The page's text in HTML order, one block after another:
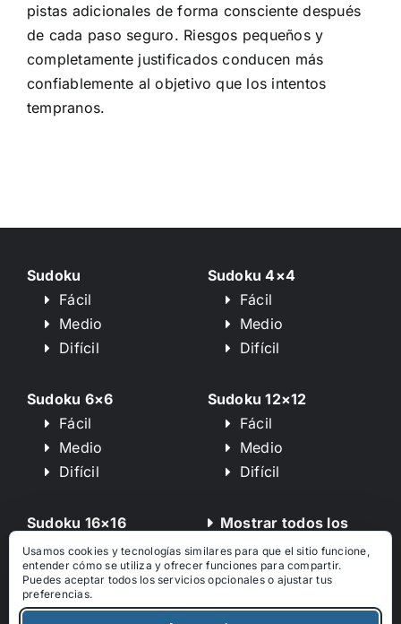
Usamos cookies y tecnologías similares para que el sitio funcione,
entender cómo se utiliza y ofrecer funciones para compartir.
Puedes aceptar todos los servicios opcionales o ajustar tus
preferencias.
pistas adicionales de forma consciente después
de cada paso seguro. Riesgos pequeños y
completamente justificados conducen más
confiablemente al objetivo que los intentos
tempranos.
Sudoku
Fácil
Medio
Difícil
Sudoku 4×4
Fácil
Medio
Difícil
Sudoku 6×6
Fácil
Medio
Difícil
Sudoku 12×12
Fácil
Medio
Difícil
Sudoku 16×16
Fácil
Medio
Difícil
Mostrar todos los
tipos de puzzle